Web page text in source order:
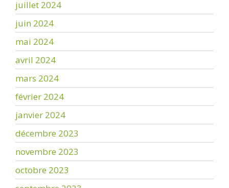
juillet 2024
juin 2024
mai 2024
avril 2024
mars 2024
février 2024
janvier 2024
décembre 2023
novembre 2023
octobre 2023